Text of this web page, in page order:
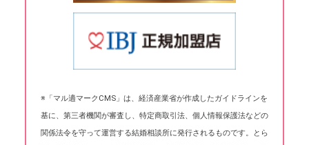
※「マル適マークCMS」は、経済産業省が作成したガイドラインを
基に、第三者機関が審査し、特定商取引法、個人情報保護法などの
関係法令を守って運営する結婚相談所に発行されるものです。とら